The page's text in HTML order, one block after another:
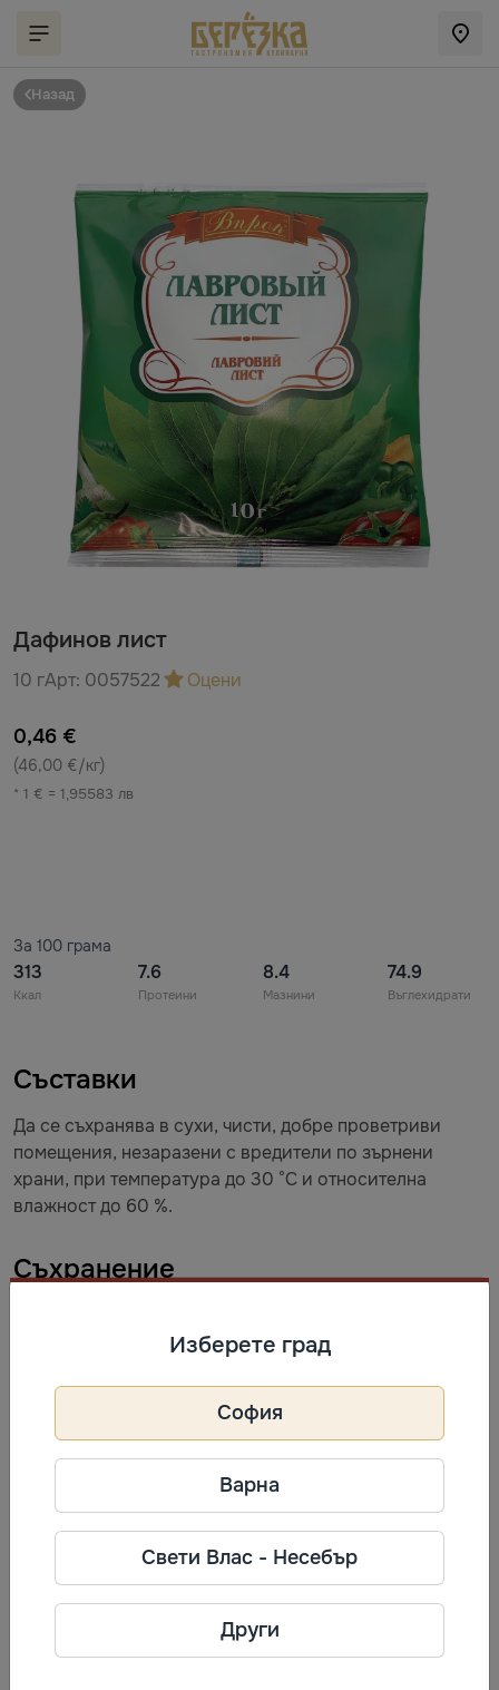
Назад
Дафинов лист
10 гАрт: 0057522 Оцени
0,46 €
(46,00 €/кг)
* 1 € = 1,95583 лв
За 100 грама
313
Ккал
7.6
Протеини
8.4
Мазнини
74.9
Въглехидрати
Съставки
Да се съхранява в сухи, чисти, добре проветриви
помещения, незаразени с вредители по зърнени
храни, при температура до 30 °C и относителна
влажност до 60 %.
Съхранение
помещения, незаразени с вредители по зърнени
влажност до 60 %.
Информация за производител
ВПРОК
Фирма: ВПРОК
Телефон: +38(097)682-81-01
Адрес: Украйна, Днепропетровска
обл., гр. Днепр, ул. Паникахи 2
Изберете град
София
Варна
Свети Влас - Несебър
Други